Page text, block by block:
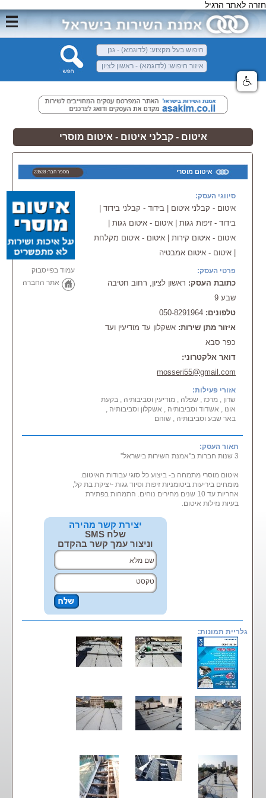
חזרה לאתר הרגיל
איטום - קבלני איטום - איטום מוסרי
איטום מוסרי מספר חבר: 23528
סיווגי העסק:
איטום - קבלני איטום | בידוד - קבלני בידוד |
בידוד - זיפות גגות | איטום - איטום גגות |
איטום - איטום קירות | איטום - איטום מקלחת
| איטום - איטום אמבטיה
פרטי העסק:
כתובת העסק: ראשון לציון, רחוב חטיבה
שבע 9
טלפונים: 050-8291964
איזור מתן שירות: אשקלון עד מודיעין ועד
כפר סבא
דואר אלקטרוני:
mosseri55@gmail.com
אזורי פעילות:
שרון , מרכז , שפלה , מודיעין וסביבותיה , בקעת
אונו , אשדוד וסביבותיה , אשקלון וסביבותיה ,
באר שבע וסביבותיה , שוהם
עמוד בפייסבוק
אתר החברה
תאור העסק:
3 שנות חברות ב''אמנת השירות בישראל''
איטום מוסרי מתמחה ב- ביצוע כל סוגי עבודות האיטום.
מומחים ביריעות ביטומניות זיפות וסיוד גגות -יציקת בת קל,
אחריות עד 10 שנים מחירים נוחים. התמחות בפתירת
בעיות נזילות איטום.
יצירת קשר מהירה
שלח SMS
וניצור עמך קשר בהקדם
גלריית תמונות: